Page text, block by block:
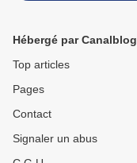
Hébergé par Canalblog
Top articles
Pages
Contact
Signaler un abus